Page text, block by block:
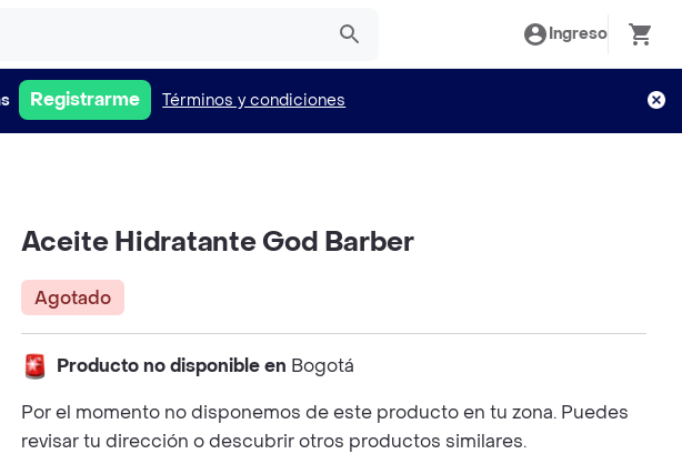
Ingreso
Registrarme Términos y condiciones
Aceite Hidratante God Barber
Agotado
Producto no disponible en Bogotá
Por el momento no disponemos de este producto en tu zona. Puedes
revisar tu dirección o descubrir otros productos similares.